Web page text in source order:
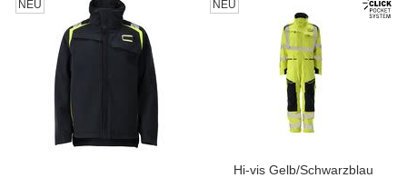
NEU
NEU
Hi-vis Gelb/Schwarzblau